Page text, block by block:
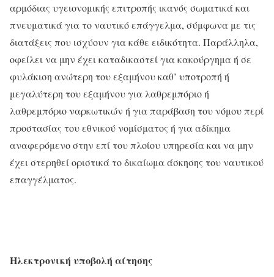
αρμόδιας υγειονομικής επιτροπής ικανός σωματικά και
πνευματικά για το ναυτικό επάγγελμα, σύμφωνα με τις
διατάξεις που ισχύουν για κάθε ειδικότητα. Παράλληλα,
οφείλει να μην έχει καταδικαστεί για κακούργημα ή σε
φυλάκιση ανώτερη του εξαμήνου καθ’ υποτροπή ή
μεγαλύτερη του εξαμήνου για λαθρεμπόριο ή
λαθρεμπόριο ναρκωτικών ή για παράβαση του νόμου περί
προστασίας του εθνικού νομίσματος ή για αδίκημα
αναφερόμενο στην επί του πλοίου υπηρεσία και να μην
έχει στερηθεί οριστικά το δικαίωμα άσκησης του ναυτικού
επαγγέλματος.
Ηλεκτρονική υποβολή αίτησης